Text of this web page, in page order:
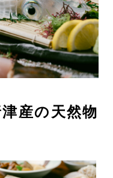
産の天然物